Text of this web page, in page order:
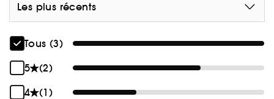
Les plus récents
Tous (3)
5
(2)
4
(1)